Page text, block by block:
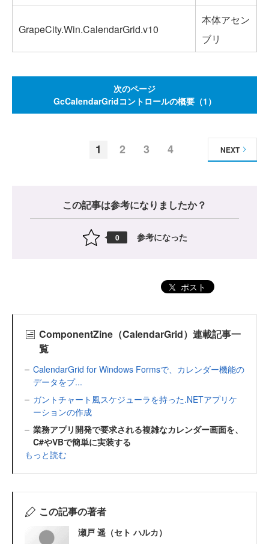
GrapeCity.Win.CalendarGrid.v10
本体アセン
ブリ
次のページ
GcCalendarGridコントロールの概要（1）
1 2 3 4 NEXT
この記事は参考になりましたか？
0 参考になった
ポスト
ComponentZine（CalendarGrid）連載記事一
覧
CalendarGrid for Windows Formsで、カレンダー機能の
データをプ...
ガントチャート風スケジューラを持った.NETアプリケ
ーションの作成
業務アプリ開発で要求される複雑なカレンダー画面を、
C#やVBで簡単に実装する
もっと読む
この記事の著者
瀬戸 遥（セト ハルカ）